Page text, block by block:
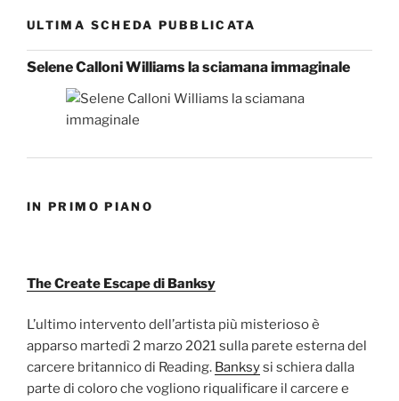
ULTIMA SCHEDA PUBBLICATA
Selene Calloni Williams la sciamana immaginale
IN PRIMO PIANO
The Create Escape di Banksy
L’ultimo intervento dell’artista più misterioso è
apparso martedì 2 marzo 2021 sulla parete esterna del
carcere britannico di Reading. Banksysi schiera dalla
parte di coloro che vogliono riqualificare il carcere e